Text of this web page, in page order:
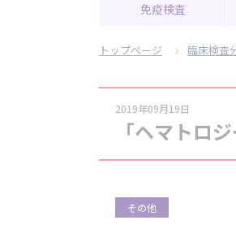
免疫検査
トップページ 臨床検査
2019年09月19日
「ヘマトロ
その他